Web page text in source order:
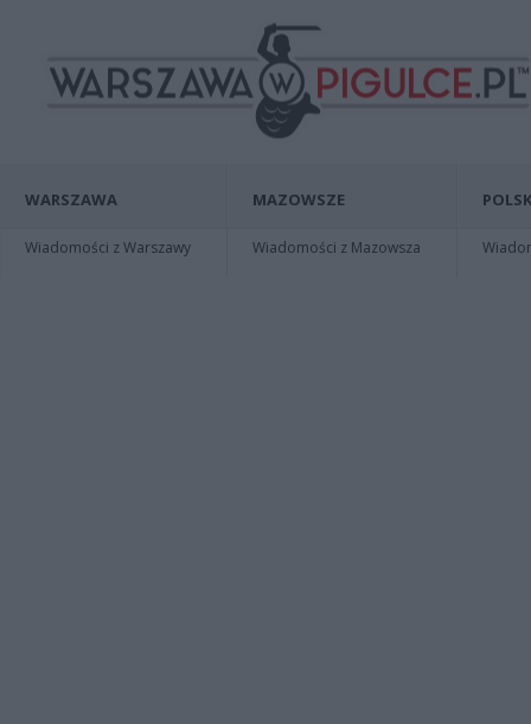
WARSZAWA
Wiadomości z Warszawy
MAZOWSZE
Wiadomości z Mazowsza